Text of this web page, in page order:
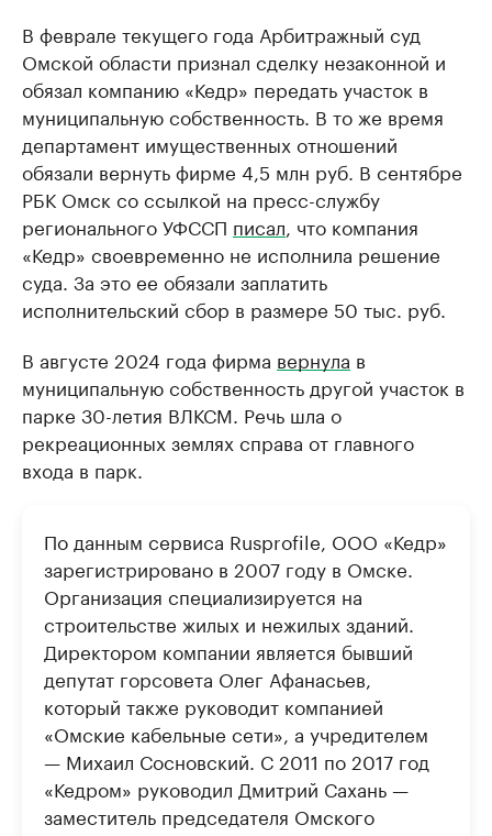
В феврале текущего года Арбитражный суд
Омской области признал сделку незаконной и
обязал компанию «Кедр» передать участок в
муниципальную собственность. В то же время
департамент имущественных отношений
обязали вернуть фирме 4,5 млн руб. В сентябре
РБК Омск со ссылкой на пресс-службу
регионального УФССП писал, что компания
«Кедр» своевременно не исполнила решение
суда. За это ее обязали заплатить
исполнительский сбор в размере 50 тыс. руб.
В августе 2024 года фирма вернула в
муниципальную собственность другой участок в
парке 30-летия ВЛКСМ. Речь шла о
рекреационных землях справа от главного
входа в парк.
По данным сервиса Rusprofile, ООО «Кедр»
зарегистрировано в 2007 году в Омске.
Организация специализируется на
строительстве жилых и нежилых зданий.
Директором компании является бывший
депутат горсовета Олег Афанасьев,
который также руководит компанией
«Омские кабельные сети», а учредителем
— Михаил Сосновский. С 2011 по 2017 год
«Кедром» руководил Дмитрий Сахань —
заместитель председателя Омского